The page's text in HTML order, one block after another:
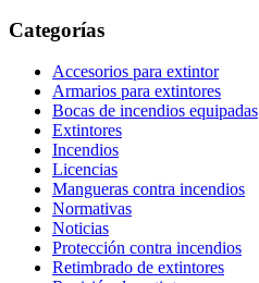
Categorías
Accesorios para extintor
Armarios para extintores
Bocas de incendios equipadas
Extintores
Incendios
Licencias
Mangueras contra incendios
Normativas
Noticias
Protección contra incendios
Retimbrado de extintores